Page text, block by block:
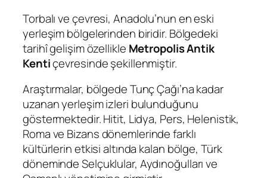
Torbalı ve çevresi, Anadolu’nun en eski
yerleşim bölgelerinden biridir. Bölgedeki
tarihî gelişim özellikle Metropolis Antik
Kentiçevresinde şekillenmiştir.
Araştırmalar, bölgede Tunç Çağı’na kadar
uzanan yerleşim izleri bulunduğunu
göstermektedir. Hitit, Lidya, Pers, Helenistik,
Roma ve Bizans dönemlerinde farklı
kültürlerin etkisi altında kalan bölge, Türk
döneminde Selçuklular, Aydınoğulları ve